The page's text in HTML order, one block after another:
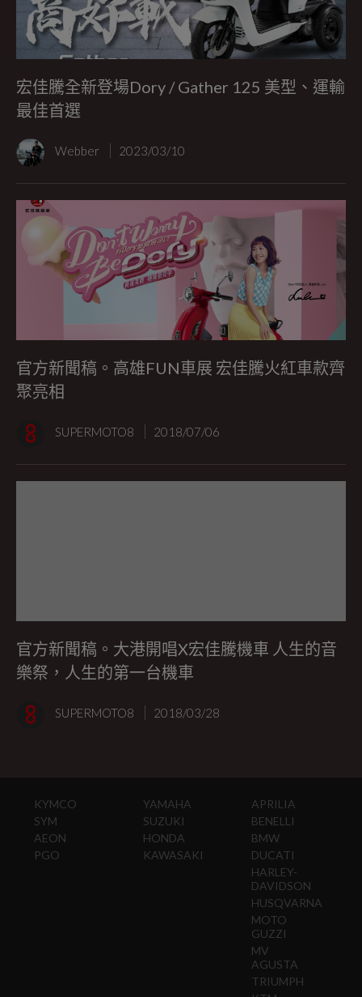
宏佳騰全新登場Dory / Gather 125 美型、運輸
最佳首選
Webber 2023/03/10
官方新聞稿。高雄FUN車展 宏佳騰火紅車款齊
聚亮相
SUPERMOTO8 2018/07/06
官方新聞稿。大港開唱X宏佳騰機車 人生的音
樂祭，人生的第一台機車
SUPERMOTO8 2018/03/28
KYMCO
SYM
AEON
PGO
YAMAHA
SUZUKI
HONDA
KAWASAKI
APRILIA
BENELLI
BMW
DUCATI
HARLEY-
DAVIDSON
HUSQVARNA
MOTO
GUZZI
MV
AGUSTA
TRIUMPH